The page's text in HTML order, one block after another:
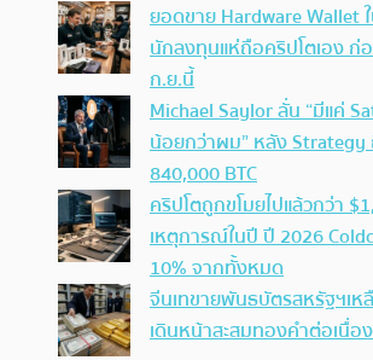
ยอดขาย Hardware Wallet
นักลงทุนแห่ถือคริปโตเอง ก่
ก.ย.นี้
Michael Saylor ลั่น “มีแค่
น้อยกว่าผม” หลัง Strategy
840,000 BTC
คริปโตถูกขโมยไปแล้วกว่า
เหตุการณ์ในปี ปี 2026
10% จากทั้งหมด
จีนเทขายพันธบัตรสหรัฐฯเ
เดินหน้าสะสมทองคำต่อเนื่อ